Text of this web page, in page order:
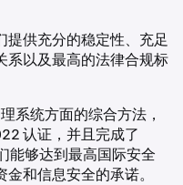
提供充分的稳定性、充足
系以及最高的法律合规标
系统方面的综合方法，
认证，并且完成了
能够达到最高国际安全
和信息安全的承诺。